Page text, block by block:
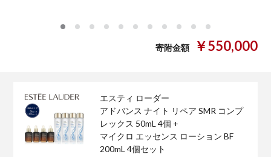
寄附金額 ￥550,000
エスティ ローダー
アドバンス ナイト リペア SMR コンプ
レックス 50mL 4個 +
マイクロ エッセンス ローション BF
200mL 4個セット